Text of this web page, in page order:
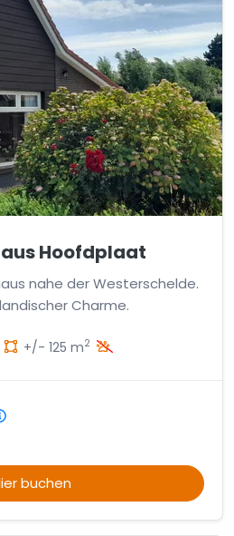
Hoofdplaat
nahe der Westerschelde.
Charme.
+/- 125 m2
buchen